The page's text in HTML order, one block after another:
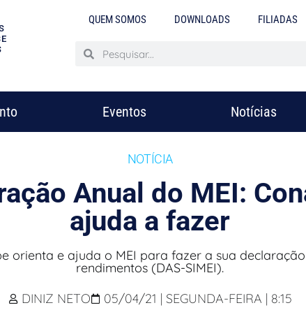
QUEM SOMOS DOWNLOADS FILIADAS
Eventos Notícias
NOTÍCIA
Anual do MEI:
ajuda a fazer
orienta e ajuda o MEI para fazer a sua
rendimentos (DAS-SIMEI).
DINIZ NETO
05/04/21 | SEGUNDA-FEIRA | 8:15